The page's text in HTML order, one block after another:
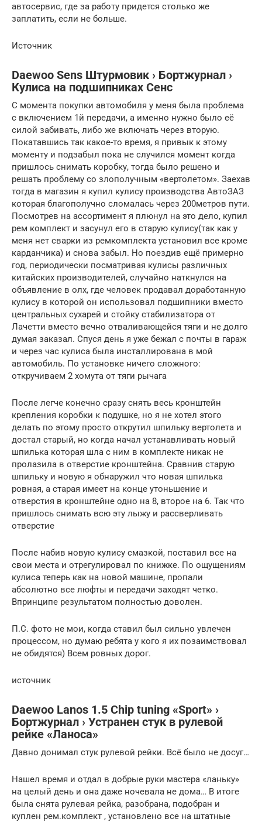
автосервис, где за работу придется столько же
заплатить, если не больше.
Источник
Daewoo Sens Штурмовик › Бортжурнал ›
Кулиса на подшипниках Сенс
С момента покупки автомобиля у меня была проблема
с включением 1й передачи, а именно нужно было её
силой забивать, либо же включать через вторую.
Покатавшись так какое-то время, я привык к этому
моменту и подзабыл пока не случился момент когда
пришлось снимать коробку, тогда было решено и
решать проблему со злополучным «вертолетом». Заехав
тогда в магазин я купил кулису производства АвтоЗАЗ
которая благополучно сломалась через 200метров пути.
Посмотрев на ассортимент я плюнул на это дело, купил
рем комплект и засунул его в старую кулису(так как у
меня нет сварки из ремкомплекта установил все кроме
карданчика) и снова забыл. Но поездив ещё примерно
год, периодически посматривая кулисы различных
китайских производителей, случайно наткнулся на
объявление в олх, где человек продавал доработанную
кулису в которой он использовал подшипники вместо
центральных сухарей и стойку стабилизатора от
Лачетти вместо вечно отваливающейся тяги и не долго
думая заказал. Спуся день я уже бежал с почты в гараж
и через час кулиса была инсталлирована в мой
автомобиль. По установке ничего сложного:
откручиваем 2 хомута от тяги рычага
После легче конечно сразу снять весь кронштейн
крепления коробки к подушке, но я не хотел этого
делать по этому просто открутил шпильку вертолета и
достал старый, но когда начал устанавливать новый
шпилька которая шла с ним в комплекте никак не
пролазила в отверстие кронштейна. Сравнив старую
шпильку и новую я обнаружил что новая шпилька
ровная, а старая имеет на конце утоньшение и
отверстия в кронштейне одно на 8, второе на 6. Так что
пришлось снимать всю эту лыжу и рассверливать
отверстие
После набив новую кулису смазкой, поставил все на
свои места и отрегулировал по книжке. По ощущениям
кулиса теперь как на новой машине, пропали
абсолютно все люфты и передачи заходят четко.
Впринципе результатом полностью доволен.
П.С. фото не мои, когда ставил был сильно увлечен
процессом, но думаю ребята у кого я их позаимствовал
не обидятся) Всем ровных дорог.
источник
Daewoo Lanos 1.5 Сhip tuning «Sport» ›
Бортжурнал › Устранен стук в рулевой
рейке «Ланоса»
Давно донимал стук рулевой рейки. Всё было не досуг…
Нашел время и отдал в добрые руки мастера «ланьку»
на целый день и она даже ночевала не дома… В итоге
была снята рулевая рейка, разобрана, подобран и
куплен рем.комплект , установлено все на штатные